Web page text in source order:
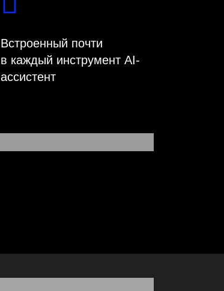
Встроенный почти
в каждый инструмент AI-
ассистент